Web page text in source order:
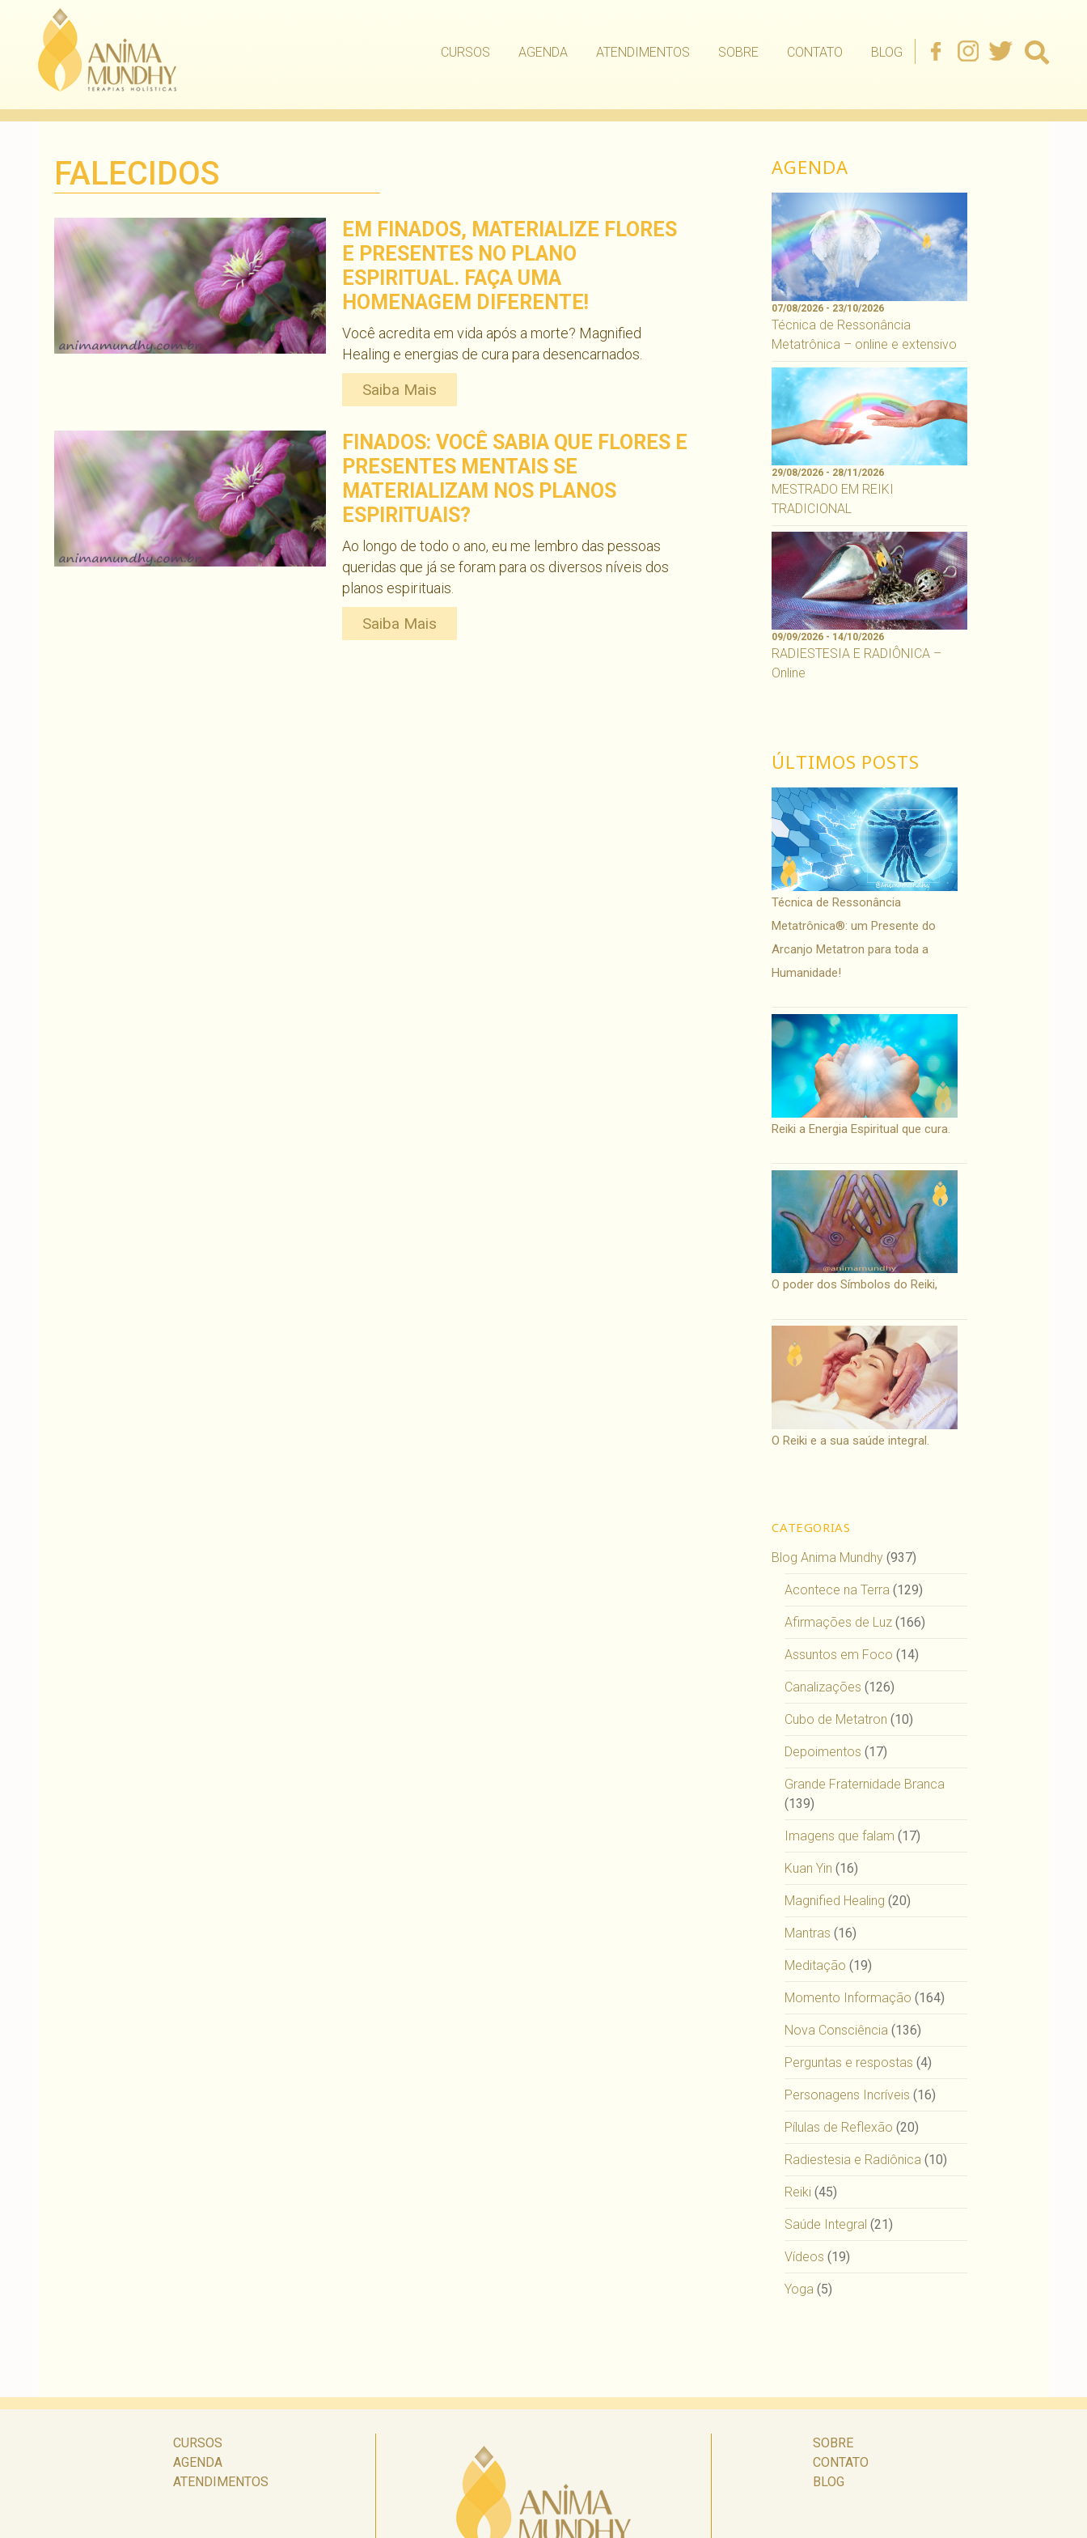
CURSOS AGENDA ATENDIMENTOS SOBRE CONTATO BLOG
FALECIDOS
EM FINADOS, MATERIALIZE FLORES
E PRESENTES NO PLANO
ESPIRITUAL. FAÇA UMA
HOMENAGEM DIFERENTE!
Você acredita em vida após a morte? Magnified
Healing e energias de cura para desencarnados.
Saiba Mais
FINADOS: VOCÊ SABIA QUE FLORES E
PRESENTES MENTAIS SE
MATERIALIZAM NOS PLANOS
ESPIRITUAIS?
Ao longo de todo o ano, eu me lembro das pessoas
queridas que já se foram para os diversos níveis dos
planos espirituais.
Saiba Mais
AGENDA
07/08/2026 - 23/10/2026
Técnica de Ressonância
Metatrônica – online e extensivo
29/08/2026 - 28/11/2026
MESTRADO EM REIKI
TRADICIONAL
09/09/2026 - 14/10/2026
RADIESTESIA E RADIÔNICA –
Online
ÚLTIMOS POSTS
Técnica de Ressonância
Metatrônica®: um Presente do
Arcanjo Metatron para toda a
Humanidade!
Reiki a Energia Espiritual que cura.
O poder dos Símbolos do Reiki,
O Reiki e a sua saúde integral.
CATEGORIAS
Blog Anima Mundhy (937)
Acontece na Terra (129)
Afirmações de Luz (166)
Assuntos em Foco (14)
Canalizações (126)
Cubo de Metatron (10)
Depoimentos (17)
Grande Fraternidade Branca
(139)
Imagens que falam (17)
Kuan Yin (16)
Magnified Healing (20)
Mantras (16)
Meditação (19)
Momento Informação (164)
Nova Consciência (136)
Perguntas e respostas (4)
Personagens Incríveis (16)
Pílulas de Reflexão (20)
Radiestesia e Radiônica (10)
Reiki (45)
Saúde Integral (21)
Vídeos (19)
Yoga (5)
CURSOS
AGENDA
ATENDIMENTOS
SOBRE
CONTATO
BLOG